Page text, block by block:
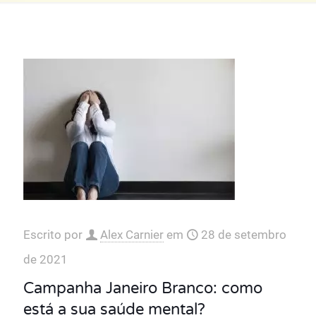
Escrito por Alex Carnier em
28 de setembro
de 2021
‌‌Campanha Janeiro Branco: como
está a sua saúde mental?